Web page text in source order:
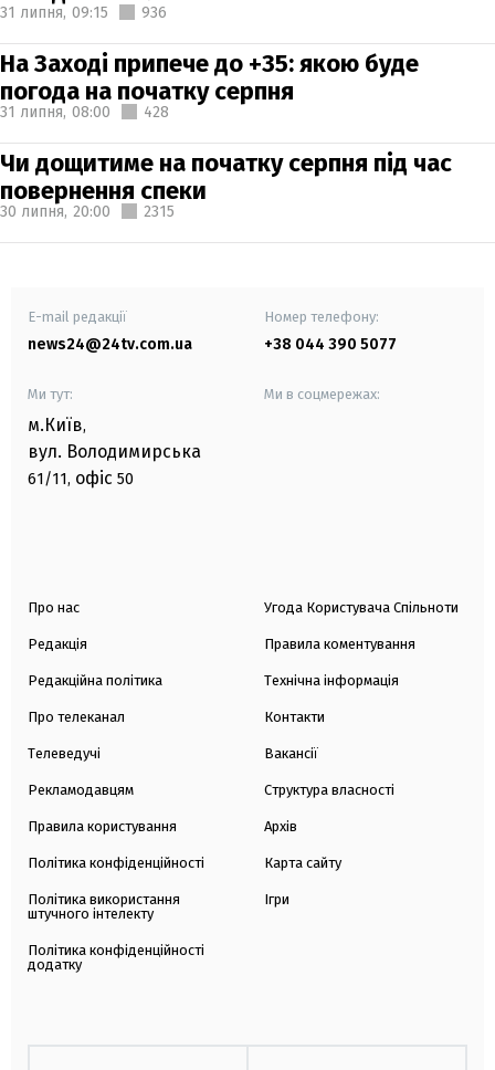
31 липня, 09:15 936
На Заході припече до +35: якою буде
погода на початку серпня
31 липня, 08:00 428
Чи дощитиме на початку серпня під час
повернення спеки
30 липня, 20:00 2315
E-mail редакції
news24@24tv.com.ua
Номер телефону:
+38 044 390 5077
Ми тут:
м.Київ,
вул. Володимирська
61/11, офіс 50
Ми в соцмережах:
Про нас
Редакція
Редакційна політика
Про телеканал
Телеведучі
Рекламодавцям
Правила користування
Політика конфіденційності
Політика використання
штучного інтелекту
Політика конфіденційності
додатку
Угода Користувача Спільноти
Правила коментування
Технічна інформація
Контакти
Вакансії
Структура власності
Архів
Карта сайту
Ігри